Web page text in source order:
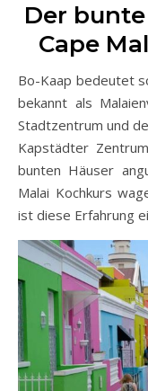
Der
Cape
Bo-Kaap bedeutet
bekannt als
Stadtzentrum und
Kapstädter
bunten Häuser
Malai Kochkurs
ist diese Erfahrung